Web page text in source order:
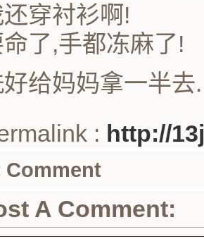
穿衬衫啊!
了,手都冻麻了!
给妈妈拿一半去.
: http://
Comment
A Comment: